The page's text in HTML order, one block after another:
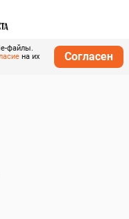
файлы.
на их
Согласен